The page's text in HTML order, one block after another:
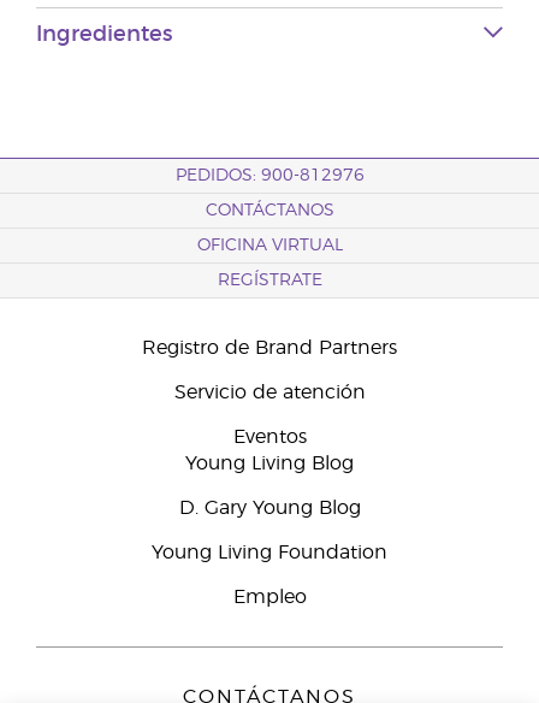
Ingredientes
PEDIDOS: 900-812976
CONTÁCTANOS
OFICINA VIRTUAL
REGÍSTRATE
Registro de Brand Partners
Servicio de atención
Eventos
Young Living Blog
D. Gary Young Blog
Young Living Foundation
Empleo
CONTÁCTANOS